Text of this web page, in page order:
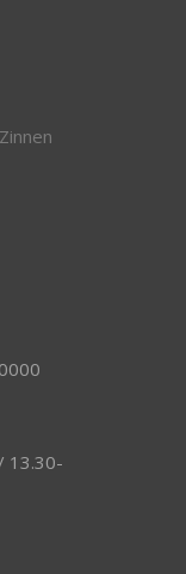
13.30-